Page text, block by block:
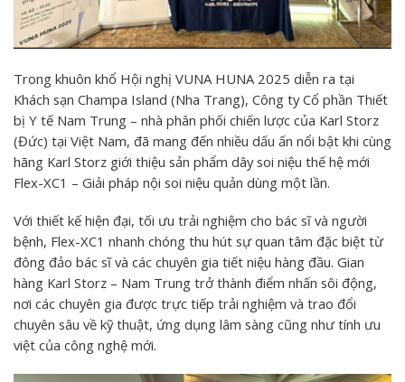
Trong khuôn khổ Hội nghị VUNA HUNA 2025 diễn ra tại
Khách sạn Champa Island (Nha Trang), Công ty Cổ phần Thiết
bị Y tế Nam Trung – nhà phân phối chiến lược của Karl Storz
(Đức) tại Việt Nam, đã mang đến nhiều dấu ấn nổi bật khi cùng
hãng Karl Storz giới thiệu sản phẩm dây soi niệu thế hệ mới
Flex-XC1 – Giải pháp nội soi niệu quản dùng một lần.
Với thiết kế hiện đại, tối ưu trải nghiệm cho bác sĩ và người
bệnh, Flex-XC1 nhanh chóng thu hút sự quan tâm đặc biệt từ
đông đảo bác sĩ và các chuyên gia tiết niệu hàng đầu. Gian
hàng Karl Storz – Nam Trung trở thành điểm nhấn sôi động,
nơi các chuyên gia được trực tiếp trải nghiệm và trao đổi
chuyên sâu về kỹ thuật, ứng dụng lâm sàng cũng như tính ưu
việt của công nghệ mới.